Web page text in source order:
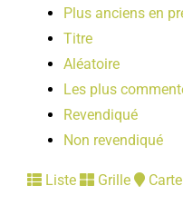
Plus anciens en
Titre
Aléatoire
Les plus
Revendiqué
Non revendiqué
Liste Grille Carte